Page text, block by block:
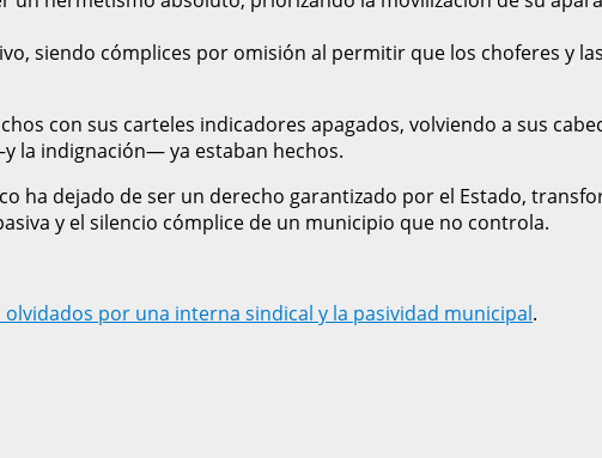
siendo cómplices por omisión al permitir que los choferes y
con sus carteles indicadores apagados, volviendo a sus
la indignación— ya estaban hechos.
ha dejado de ser un derecho garantizado por el Estado,
y el silencio cómplice de un municipio que no controla.
por una interna sindical y la pasividad municipal.